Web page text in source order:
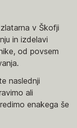
v Škofji
in izdelavi
od povsem
naslednji
ali
enakega še